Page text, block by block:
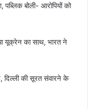
बोली- आरोपियों को
यूक्रेन का साथ, भारत ने
दिल्ली की सूरत संवारने के